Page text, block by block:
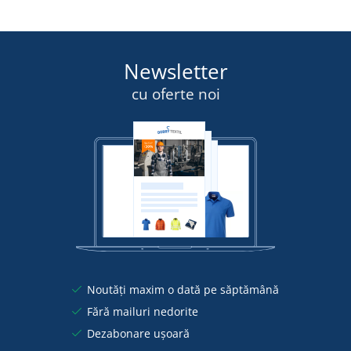
Newsletter
cu oferte noi
Noutăți maxim o dată pe săptămână
Fără mailuri nedorite
Dezabonare ușoară